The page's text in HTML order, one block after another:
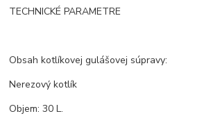
TECHNICKÉ PARAMETRE
Obsah kotlíkovej gulášovej súpravy:
Nerezový kotlík
Objem: 30 L.